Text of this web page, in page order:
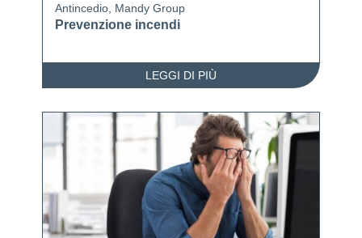
Antincedio Mandy Group
Prevenzione incendi
LEGGI DI PIÙ